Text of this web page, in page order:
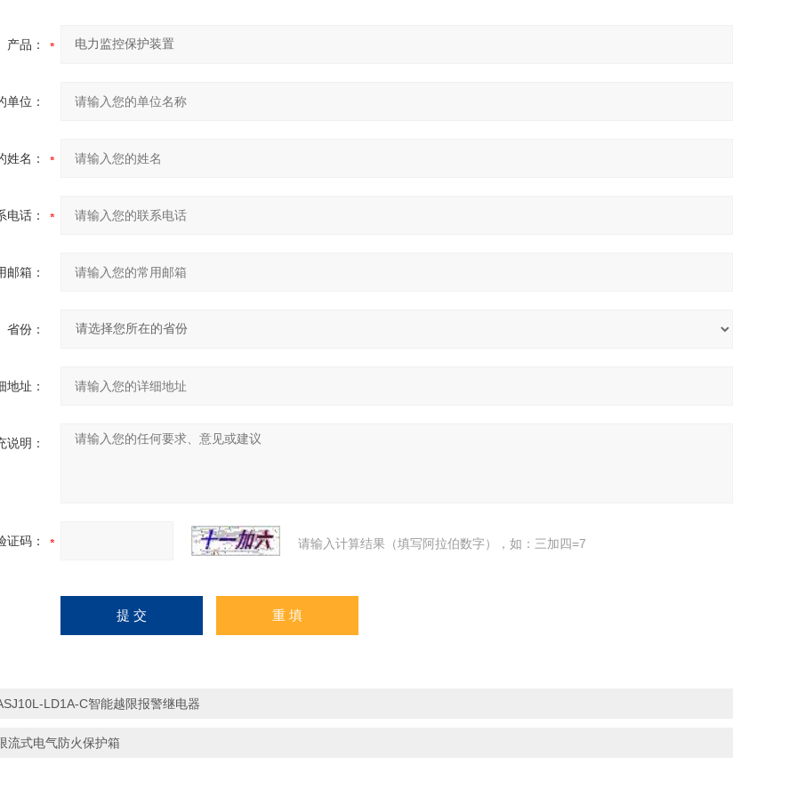
产品：
单位：
姓名：
电话：
邮箱：
省份：
地址：
说明：
证码： 请输入计算结果（填写阿拉伯数字），如：三加四=7
LD1A-C智能越限报警继电器
流式电气防火保护箱